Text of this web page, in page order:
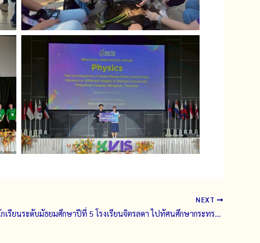
NEXT
นักเรียนระดับมัธยมศึกษาปีที่ 5 โรงเรียนจิตรลดา ไปทัศนศึกษากระทรวงการต่างประเทศ